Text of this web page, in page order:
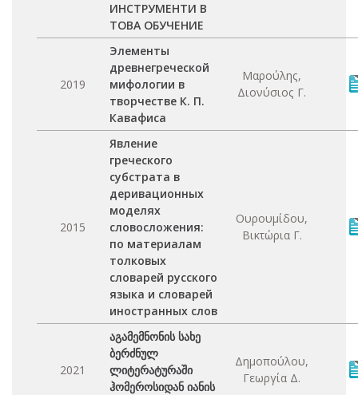
ИНСТРУМЕНТИ В
ТОВА ОБУЧЕНИЕ
2019
Элементы
древнегреческой
мифологии в
творчестве К. П.
Кавафиса
Μαρούλης,
Διονύσιος Γ.
2015
Явление
греческого
субстрата в
деривационных
моделях
словосложения:
по материалам
толковых
словарей русского
языка и словарей
иностранных слов
Ουρουμίδου,
Βικτώρια Γ.
2021
აგამემნონის სახე
ბერძნულ
ლიტერატურაში
ჰომეროსიდან იანის
Δημοπούλου,
Γεωργία Δ.